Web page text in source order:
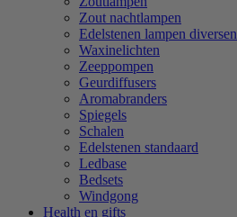
Zout nachtlampen
Edelstenen lampen diversen
Waxinelichten
Zeeppompen
Geurdiffusers
Aromabranders
Spiegels
Schalen
Edelstenen standaard
Ledbase
Bedsets
Windgong
Health en gifts